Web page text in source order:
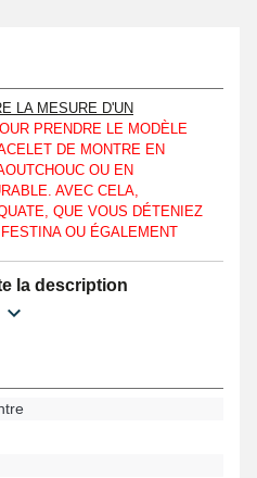
LA MESURE D'UN
PRENDRE LE MODÈLE
DE MONTRE EN
OU EN
AVEC CELA,
QUE VOUS DÉTENIEZ
OU ÉGALEMENT
montre grâce à ces produits
de retenir la languette. Faites de
que vous ayez une montre
Nixon. Se disposant à hauteur
ce format de passant de
Faits au moyen de cuir
montre de sport ou montre
montre convient sans
la description